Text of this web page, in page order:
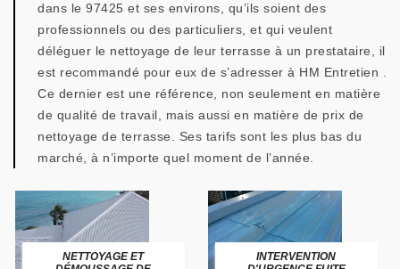
dans le 97425 et ses environs, qu’ils soient des
professionnels ou des particuliers, et qui veulent
déléguer le nettoyage de leur terrasse à un prestataire, il
est recommandé pour eux de s’adresser à HM Entretien .
Ce dernier est une référence, non seulement en matière
de qualité de travail, mais aussi en matière de prix de
nettoyage de terrasse. Ses tarifs sont les plus bas du
marché, à n’importe quel moment de l’année.
NETTOYAGE ET
INTERVENTION